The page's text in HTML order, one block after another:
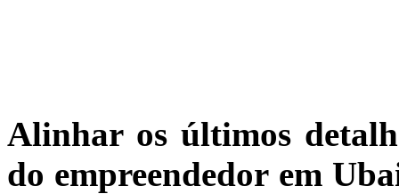
Alinhar os últimos
do empreendedor em